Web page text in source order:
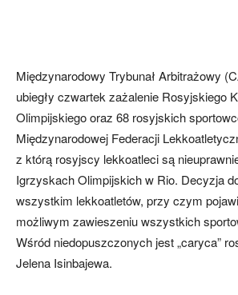
Międzynarodowy Trybunał Arbitrażowy
ubiegły czwartek zażalenie Rosyjskiego
Olimpijskiego oraz 68 rosyjskich
Międzynarodowej Federacji
z którą rosyjscy lekkoatleci są
Igrzyskach Olimpijskich w Rio. Decyzja
wszystkim lekkoatletów, przy czym
możliwym zawieszeniu wszystkich
Wśród niedopuszczonych jest „caryca”
Jelena Isinbajewa.